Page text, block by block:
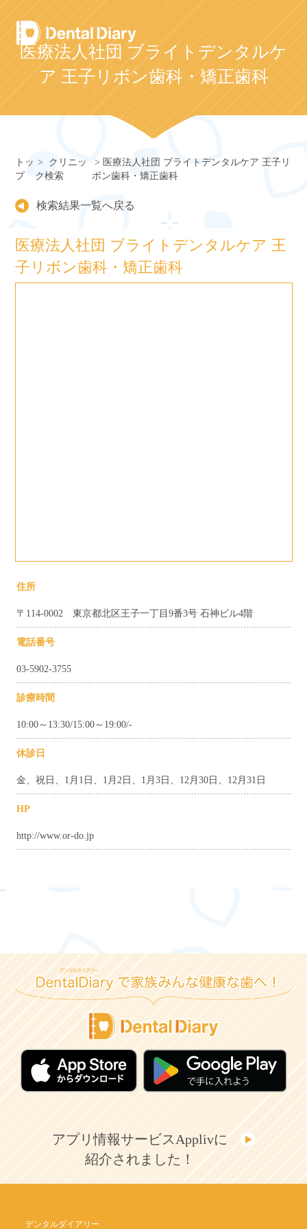
Skip
to
content医療法人社団 ブライトデンタルケ
ア 王子リボン歯科・矯正歯科
トッ
プ
クリニッ
ク検索
医療法人社団 ブライトデンタルケア 王子リ
ボン歯科・矯正歯科
検索結果一覧へ戻る
医療法人社団 ブライトデンタルケア 王
子リボン歯科・矯正歯科
住所
〒114-0002 東京都北区王子一丁目9番3号 石神ビル4階
電話番号
03-5902-3755
診療時間
10:00～13:30/15:00～19:00/-
休診日
金、祝日、1月1日、1月2日、1月3日、12月30日、12月31日
HP
http://www.or-do.jp
アプリ情報サービスApplivに
紹介されました！